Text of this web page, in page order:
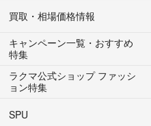
買取・相場価格情報
キャンペーン一覧・おすすめ
特集
ラクマ公式ショップ ファッシ
ョン特集
SPU